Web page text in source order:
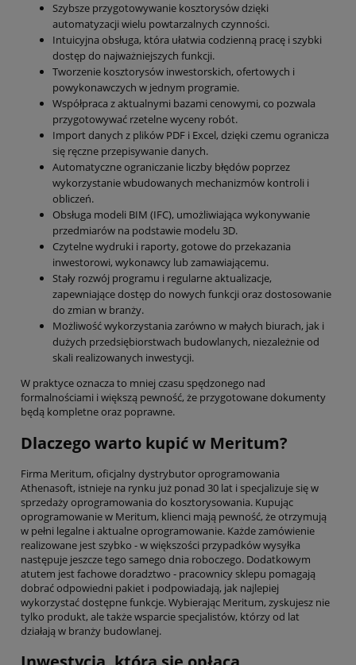
Szybsze przygotowywanie kosztorysów dzięki
automatyzacji wielu powtarzalnych czynności.
Intuicyjna obsługa, która ułatwia codzienną pracę i szybki
dostęp do najważniejszych funkcji.
Tworzenie kosztorysów inwestorskich, ofertowych i
powykonawczych w jednym programie.
Współpraca z aktualnymi bazami cenowymi, co pozwala
przygotowywać rzetelne wyceny robót.
Import danych z plików PDF i Excel, dzięki czemu ogranicza
się ręczne przepisywanie danych.
Automatyczne ograniczanie liczby błędów poprzez
wykorzystanie wbudowanych mechanizmów kontroli i
obliczeń.
Obsługa modeli BIM (IFC), umożliwiająca wykonywanie
przedmiarów na podstawie modelu 3D.
Czytelne wydruki i raporty, gotowe do przekazania
inwestorowi, wykonawcy lub zamawiającemu.
Stały rozwój programu i regularne aktualizacje,
zapewniające dostęp do nowych funkcji oraz dostosowanie
do zmian w branży.
Możliwość wykorzystania zarówno w małych biurach, jak i
dużych przedsiębiorstwach budowlanych, niezależnie od
skali realizowanych inwestycji.
W praktyce oznacza to mniej czasu spędzonego nad
formalnościami i większą pewność, że przygotowane dokumenty
będą kompletne oraz poprawne.
Dlaczego warto kupić w Meritum?
Firma Meritum, oficjalny dystrybutor oprogramowania
Athenasoft, istnieje na rynku już ponad 30 lat i specjalizuje się w
sprzedaży oprogramowania do kosztorysowania. Kupując
oprogramowanie w Meritum, klienci mają pewność, że otrzymują
w pełni legalne i aktualne oprogramowanie. Każde zamówienie
realizowane jest szybko - w większości przypadków wysyłka
następuje jeszcze tego samego dnia roboczego. Dodatkowym
atutem jest fachowe doradztwo - pracownicy sklepu pomagają
dobrać odpowiedni pakiet i podpowiadają, jak najlepiej
wykorzystać dostępne funkcje. Wybierając Meritum, zyskujesz nie
tylko produkt, ale także wsparcie specjalistów, którzy od lat
działają w branży budowlanej.